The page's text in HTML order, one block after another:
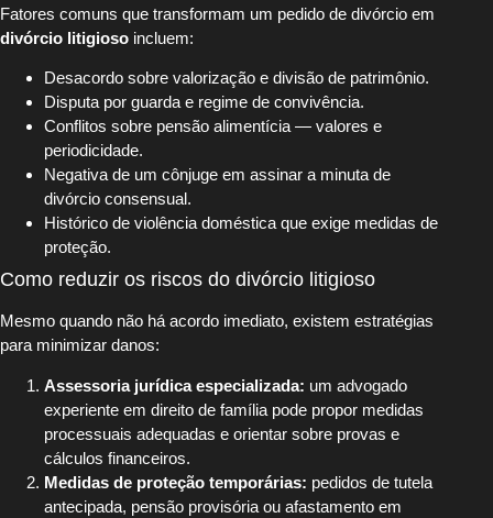
Fatores comuns que transformam um pedido de divórcio em
divórcio litigioso incluem:
Desacordo sobre valorização e divisão de patrimônio.
Disputa por guarda e regime de convivência.
Conflitos sobre pensão alimentícia — valores e
periodicidade.
Negativa de um cônjuge em assinar a minuta de
divórcio consensual.
Histórico de violência doméstica que exige medidas de
proteção.
Como reduzir os riscos do divórcio litigioso
Mesmo quando não há acordo imediato, existem estratégias
para minimizar danos:
Assessoria jurídica especializada: um advogado
experiente em direito de família pode propor medidas
processuais adequadas e orientar sobre provas e
cálculos financeiros.
Medidas de proteção temporárias: pedidos de tutela
antecipada, pensão provisória ou afastamento em